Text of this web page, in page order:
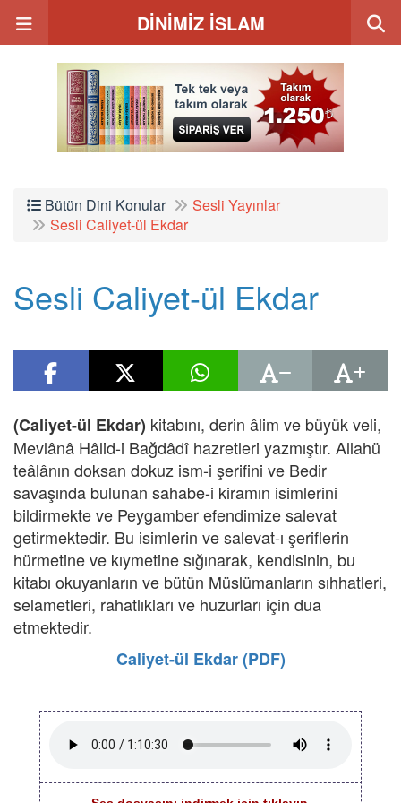
DİNİMİZ İSLAM
Bütün Dini Konular
Sesli Yayınlar
Sesli Caliyet-ül Ekdar
Sesli Caliyet-ül Ekdar
(Caliyet-ül Ekdar) kitabını, derin âlim ve büyük veli,
Mevlânâ Hâlid-i Bağdâdî hazretleri yazmıştır. Allahü
teâlânın doksan dokuz ism-i şerifini ve Bedir
savaşında bulunan sahabe-i kiramın isimlerini
bildirmekte ve Peygamber efendimize salevat
getirmektedir. Bu isimlerin ve salevat-ı şeriflerin
hürmetine ve kıymetine sığınarak, kendisinin, bu
kitabı okuyanların ve bütün Müslümanların sıhhatleri,
selametleri, rahatlıkları ve huzurları için dua
etmektedir.
Caliyet-ül Ekdar (PDF)